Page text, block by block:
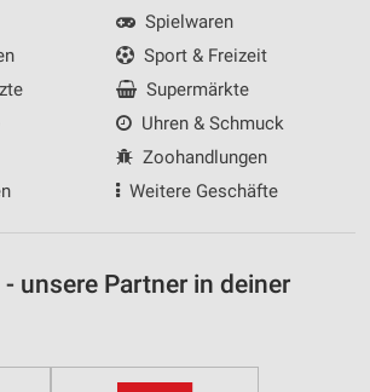
Spielwaren
Sport & Freizeit
Supermärkte
Uhren & Schmuck
Zoohandlungen
Weitere Geschäfte
unsere Partner in deiner